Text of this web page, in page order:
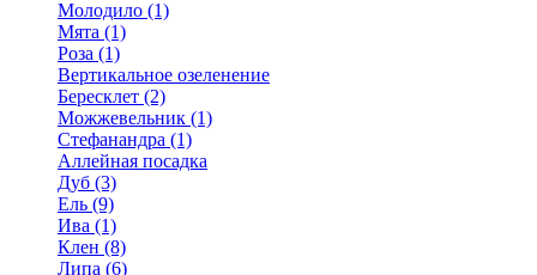
Молодило (1)
Мята (1)
Роза (1)
Вертикальное озеленение
Бересклет (2)
Можжевельник (1)
Стефанандра (1)
Аллейная посадка
Дуб (3)
Ель (9)
Ива (1)
Клен (8)
Липа (6)